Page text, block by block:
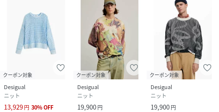
クーポン対象
Desigual
ニット
13,929円 30%OFF
クーポン対象
Desigual
ニット
19,900円
クーポン対象
Desigual
ニット
19,900円